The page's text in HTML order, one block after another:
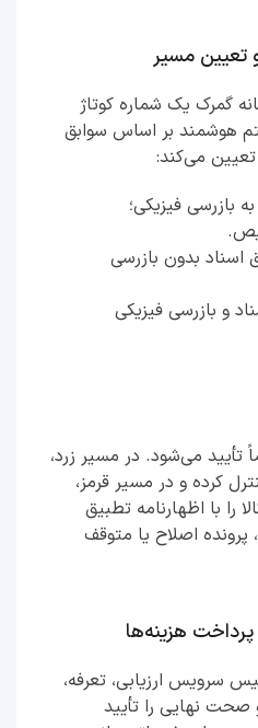
گمرک یک شماره کوتاژ
بر اساس سوابق
تعیین می‌کند:
بازرسی فیزیکی؛
اسناد بدون بازرسی
و بازرسی فیزیکی
تأیید می‌شود. در مسیر زرد،
کرده و در مسیر قرمز،
را با اظهارنامه تطبیق
اصلاح یا متوقف
سرویس ارزیابی، تعرفه،
صحت نهایی را تأیید